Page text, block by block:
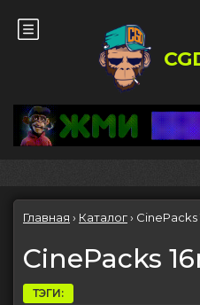
Главная › Каталог› CinePacks
CinePacks
ТЭГИ: